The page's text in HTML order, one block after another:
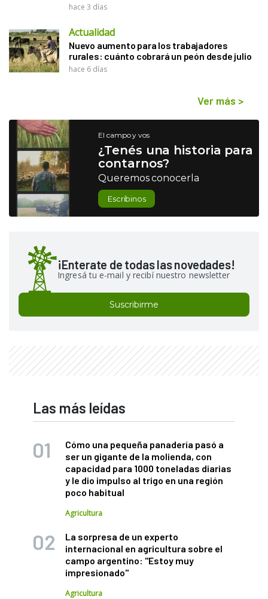
hace 3 días
Actualidad
Nuevo aumento para los trabajadores
rurales: cuánto cobrará un peón desde julio
hace 6 días
Ver más >
El campo y vos
¿Tenés una historia para
contarnos?
Queremos conocerla
Escribinos
¡Enterate de todas las novedades!
Ingresá tu e-mail y recibí nuestro newsletter
Suscribirme
Las más leídas
Cómo una pequeña panadería pasó a
ser un gigante de la molienda, con
capacidad para 1000 toneladas diarias
y le dio impulso al trigo en una región
poco habitual
Agricultura
La sorpresa de un experto
internacional en agricultura sobre el
campo argentino: "Estoy muy
impresionado"
Agricultura